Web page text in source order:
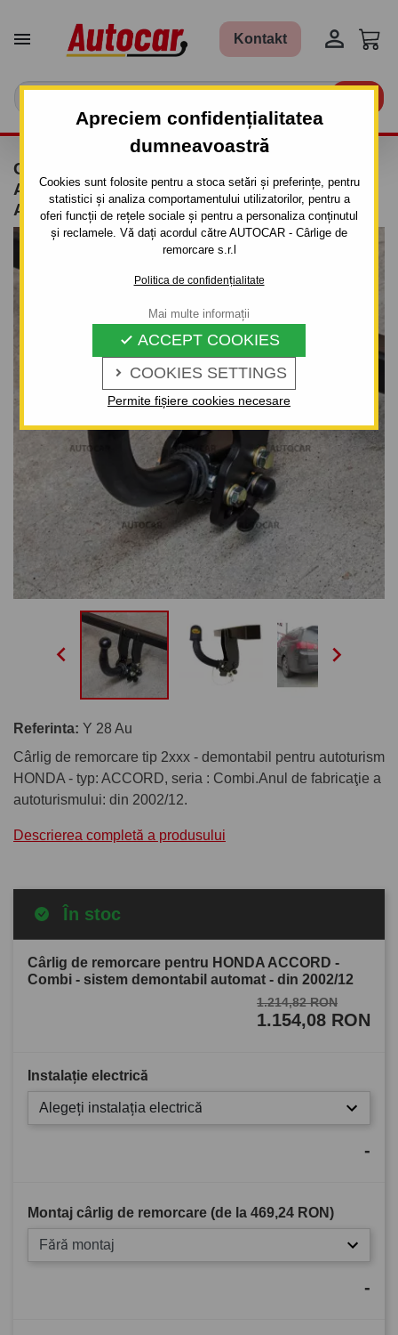
Apreciem confidențialitatea
dumneavoastră
Cookies sunt folosite pentru a stoca setări și preferințe, pentru
statistici și analiza comportamentului utilizatorilor, pentru a
oferi funcții de rețele sociale și pentru a personaliza conținutul
și reclamele. Vă dați acordul către AUTOCAR - Cârlige de
remorcare s.r.l
Politica de confidențialitate
 COOKIES SETTINGS
 ACCEPT COOKIES
Permite fișiere cookies necesare
Mai multe informații
 Kontakt 
CÂRLIG DE REMORCARE PENTRU HONDA
ACCORD - COMBI - SISTEM DEMONTABIL
AUTOMAT - DIN 2002/12
 
Referinta: Y 28 Au
Cârlig de remorcare tip 2xxx - demontabil pentru autoturism
HONDA - typ: ACCORD, seria : Combi.Anul de fabricaţie a
autoturismului: din 2002/12.
Descrierea completă a produsului
În stoc
Cârlig de remorcare pentru HONDA ACCORD -
Combi - sistem demontabil automat - din 2002/12
1.214,82 RON
1.154,08 RON
Instalație electrică
Alegeți instalația electrică
-
Montaj cârlig de remorcare (de la 469,24 RON)
Fără montaj
-